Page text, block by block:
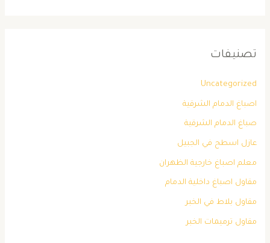
تصنيفات
Uncategorized
اصباغ الدمام الشرقية
صباغ الدمام الشرقية
عازل اسطح في الجبيل
معلم اصباغ خارجية الظهران
مقاول اصباغ داخلية الدمام
مقاول بلاط في الخبر
مقاول ترميمات الخبر